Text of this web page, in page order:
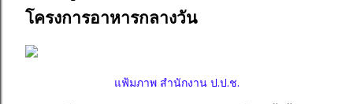
โครงการอาหารกลางวัน
แฟ้มภาพ สำนักงาน ป.ป.ช.